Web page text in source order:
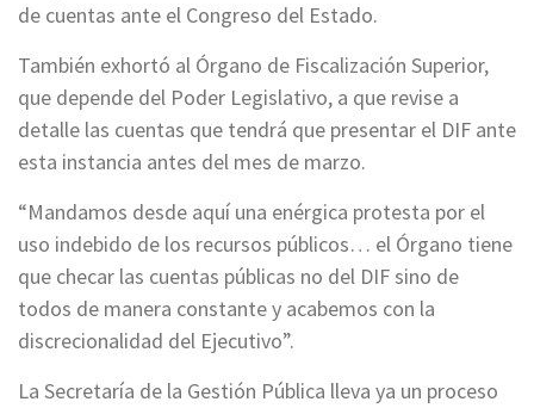
de cuentas ante el Congreso del Estado.
También exhortó al Órgano de Fiscalización Superior,
que depende del Poder Legislativo, a que revise a
detalle las cuentas que tendrá que presentar el DIF ante
esta instancia antes del mes de marzo.
“Mandamos desde aquí una enérgica protesta por el
uso indebido de los recursos públicos… el Órgano tiene
que checar las cuentas públicas no del DIF sino de
todos de manera constante y acabemos con la
discrecionalidad del Ejecutivo”.
La Secretaría de la Gestión Pública lleva ya un proceso